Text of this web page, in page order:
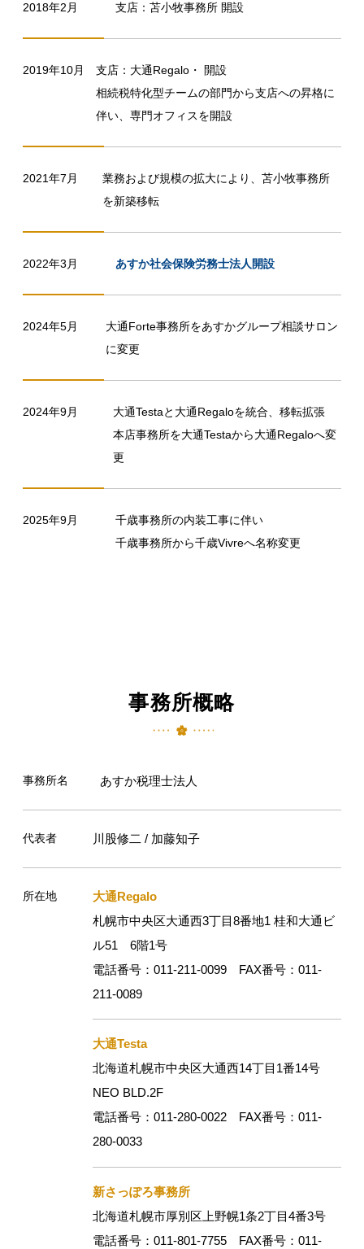
2018年2月 支店：苫小牧事務所 開設
2019年10月
支店：大通Regalo・ 開設
相続税特化型チームの部門から支店への昇格に
伴い、専門オフィスを開設
2021年7月
業務および規模の拡大により、苫小牧事務所
を新築移転
2022年3月 あすか社会保険労務士法人開設
2024年5月
大通Forte事務所をあすかグループ相談サロン
に変更
2024年9月
大通Testaと大通Regaloを統合、移転拡張
本店事務所を大通Testaから大通Regaloへ変
更
2025年9月
千歳事務所の内装工事に伴い
千歳事務所から千歳Vivreへ名称変更
事務所概略
事務所名 あすか税理士法人
代表者 川股修二 / 加藤知子
所在地
大通Regalo
札幌市中央区大通西3丁目8番地1 桂和大通ビ
ル51 6階1号
電話番号：011-211-0099 FAX番号：011-
211-0089
大通Testa
北海道札幌市中央区大通西14丁目1番14号
NEO BLD.2F
電話番号：011-280-0022 FAX番号：011-
280-0033
新さっぽろ事務所
北海道札幌市厚別区上野幌1条2丁目4番3号
電話番号：011-801-7755 FAX番号：011-